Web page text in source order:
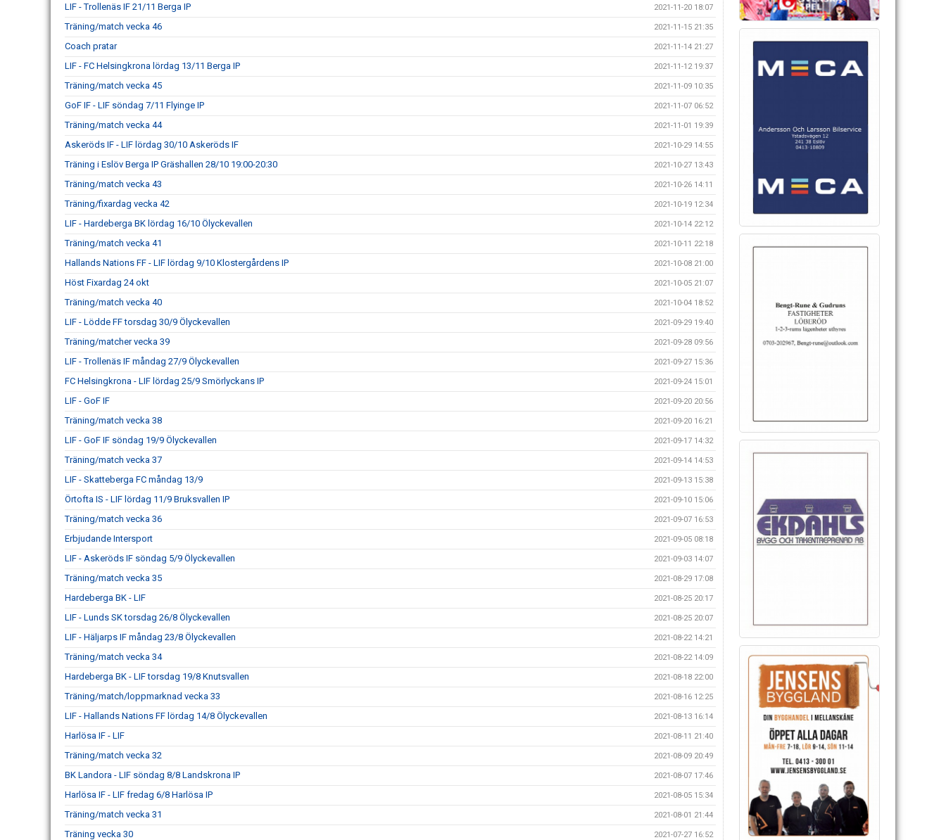
LIF - Trollenäs IF 21/11 Berga IP 2021-11-20 18:07
Träning/match vecka 46 2021-11-15 21:35
Coach pratar 2021-11-14 21:27
LIF - FC Helsingkrona lördag 13/11 Berga IP 2021-11-12 19:37
Träning/match vecka 45 2021-11-09 10:35
GoF IF - LIF söndag 7/11 Flyinge IP 2021-11-07 06:52
Träning/match vecka 44 2021-11-01 19:39
Askeröds IF - LIF lördag 30/10 Askeröds IF 2021-10-29 14:55
Träning i Eslöv Berga IP Gräshallen 28/10 19:00-20:30 2021-10-27 13:43
Träning/match vecka 43 2021-10-26 14:11
Träning/fixardag vecka 42 2021-10-19 12:34
LIF - Hardeberga BK lördag 16/10 Ölyckevallen 2021-10-14 22:12
Träning/match vecka 41 2021-10-11 22:18
Hallands Nations FF - LIF lördag 9/10 Klostergårdens IP 2021-10-08 21:00
Höst Fixardag 24 okt 2021-10-05 21:07
Träning/match vecka 40 2021-10-04 18:52
LIF - Lödde FF torsdag 30/9 Ölyckevallen 2021-09-29 19:40
Träning/matcher vecka 39 2021-09-28 09:56
LIF - Trollenäs IF måndag 27/9 Ölyckevallen 2021-09-27 15:36
FC Helsingkrona - LIF lördag 25/9 Smörlyckans IP 2021-09-24 15:01
LIF - GoF IF 2021-09-20 20:56
Träning/match vecka 38 2021-09-20 16:21
LIF - GoF IF söndag 19/9 Ölyckevallen 2021-09-17 14:32
Träning/match vecka 37 2021-09-14 14:53
LIF - Skatteberga FC måndag 13/9 2021-09-13 15:38
Örtofta IS - LIF lördag 11/9 Bruksvallen IP 2021-09-10 15:06
Träning/match vecka 36 2021-09-07 16:53
Erbjudande Intersport 2021-09-05 08:18
LIF - Askeröds IF söndag 5/9 Ölyckevallen 2021-09-03 14:07
Träning/match vecka 35 2021-08-29 17:08
Hardeberga BK - LIF 2021-08-25 20:17
LIF - Lunds SK torsdag 26/8 Ölyckevallen 2021-08-25 20:07
LIF - Häljarps IF måndag 23/8 Ölyckevallen 2021-08-22 14:21
Träning/match vecka 34 2021-08-22 14:09
Hardeberga BK - LIF torsdag 19/8 Knutsvallen 2021-08-18 22:00
Träning/match/loppmarknad vecka 33 2021-08-16 12:25
LIF - Hallands Nations FF lördag 14/8 Ölyckevallen 2021-08-13 16:14
Harlösa IF - LIF 2021-08-11 21:40
Träning/match vecka 32 2021-08-09 20:49
BK Landora - LIF söndag 8/8 Landskrona IP 2021-08-07 17:46
Harlösa IF - LIF fredag 6/8 Harlösa IP 2021-08-05 15:34
Träning/match vecka 31 2021-08-01 21:44
Träning vecka 30 2021-07-27 16:52